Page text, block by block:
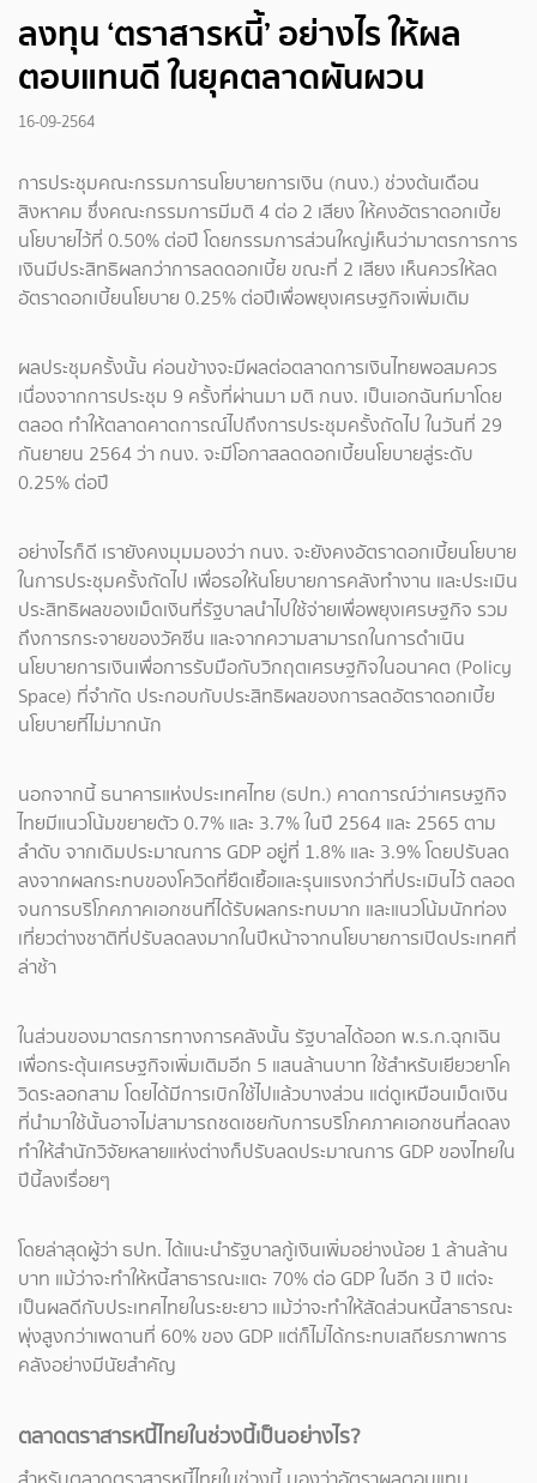
ลงทุน ‘ตราสารหนี้’ อย่างไร ให้ผล
ตอบแทนดี ในยุคตลาดผันผวน
16-09-2564
การประชุมคณะกรรมการนโยบายการเงิน (กนง.) ช่วงต้นเดือน
สิงหาคม ซึ่งคณะกรรมการมีมติ 4 ต่อ 2 เสียง ให้คงอัตราดอกเบี้ย
นโยบายไว้ที่ 0.50% ต่อปี โดยกรรมการส่วนใหญ่เห็นว่ามาตรการการ
เงินมีประสิทธิผลกว่าการลดดอกเบี้ย ขณะที่ 2 เสียง เห็นควรให้ลด
อัตราดอกเบี้ยนโยบาย 0.25% ต่อปีเพื่อพยุงเศรษฐกิจเพิ่มเติม
ผลประชุมครั้งนั้น ค่อนข้างจะมีผลต่อตลาดการเงินไทยพอสมควร
เนื่องจากการประชุม 9 ครั้งที่ผ่านมา มติ กนง. เป็นเอกฉันท์มาโดย
ตลอด ทำให้ตลาดคาดการณ์ไปถึงการประชุมครั้งถัดไป ในวันที่ 29
กันยายน 2564 ว่า กนง. จะมีโอกาสลดดอกเบี้ยนโยบายสู่ระดับ
0.25% ต่อปี
อย่างไรก็ดี เรายังคงมุมมองว่า กนง. จะยังคงอัตราดอกเบี้ยนโยบาย
ในการประชุมครั้งถัดไป เพื่อรอให้นโยบายการคลังทำงาน และประเมิน
ประสิทธิผลของเม็ดเงินที่รัฐบาลนำไปใช้จ่ายเพื่อพยุงเศรษฐกิจ รวม
ถึงการกระจายของวัคซีน และจากความสามารถในการดำเนิน
นโยบายการเงินเพื่อการรับมือกับวิกฤตเศรษฐกิจในอนาคต (Policy
Space) ที่จำกัด ประกอบกับประสิทธิผลของการลดอัตราดอกเบี้ย
นโยบายที่ไม่มากนัก
นอกจากนี้ ธนาคารแห่งประเทศไทย (ธปท.) คาดการณ์ว่าเศรษฐกิจ
ไทยมีแนวโน้มขยายตัว 0.7% และ 3.7% ในปี 2564 และ 2565 ตาม
ลำดับ จากเดิมประมาณการ GDP อยู่ที่ 1.8% และ 3.9% โดยปรับลด
ลงจากผลกระทบของโควิดที่ยืดเยื้อและรุนแรงกว่าที่ประเมินไว้ ตลอด
จนการบริโภคภาคเอกชนที่ได้รับผลกระทบมาก และแนวโน้มนักท่อง
เที่ยวต่างชาติที่ปรับลดลงมากในปีหน้าจากนโยบายการเปิดประเทศที่
ล่าช้า
ในส่วนของมาตรการทางการคลังนั้น รัฐบาลได้ออก พ.ร.ก.ฉุกเฉิน
เพื่อกระตุ้นเศรษฐกิจเพิ่มเติมอีก 5 แสนล้านบาท ใช้สำหรับเยียวยาโค
วิดระลอกสาม โดยได้มีการเบิกใช้ไปแล้วบางส่วน แต่ดูเหมือนเม็ดเงิน
ที่นำมาใช้นั้นอาจไม่สามารถชดเชยกับการบริโภคภาคเอกชนที่ลดลง
ทำให้สำนักวิจัยหลายแห่งต่างก็ปรับลดประมาณการ GDP ของไทยใน
ปีนี้ลงเรื่อยๆ
โดยล่าสุดผู้ว่า ธปท. ได้แนะนำรัฐบาลกู้เงินเพิ่มอย่างน้อย 1 ล้านล้าน
บาท แม้ว่าจะทำให้หนี้สาธารณะแตะ 70% ต่อ GDP ในอีก 3 ปี แต่จะ
เป็นผลดีกับประเทศไทยในระยะยาว แม้ว่าจะทำให้สัดส่วนหนี้สาธารณะ
พุ่งสูงกว่าเพดานที่ 60% ของ GDP แต่ก็ไม่ได้กระทบเสถียรภาพการ
คลังอย่างมีนัยสำคัญ
ตลาดตราสารหนี้ไทยในช่วงนี้เป็นอย่างไร?